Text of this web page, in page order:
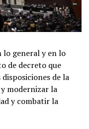
lo general y en lo
de decreto que
de la
modernizar la
y combatir la